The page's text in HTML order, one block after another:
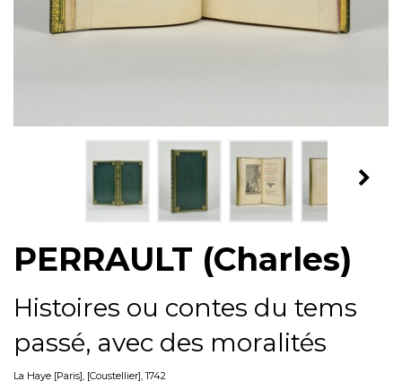
PERRAULT (Charles)
Histoires ou contes du tems
passé, avec des moralités
La Haye [Paris], [Coustellier], 1742